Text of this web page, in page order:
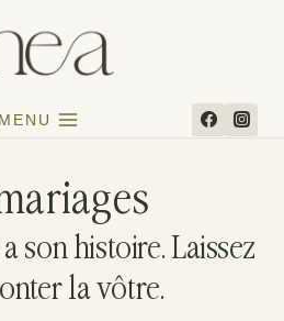
MENU
son histoire. Laissez
la vôtre.